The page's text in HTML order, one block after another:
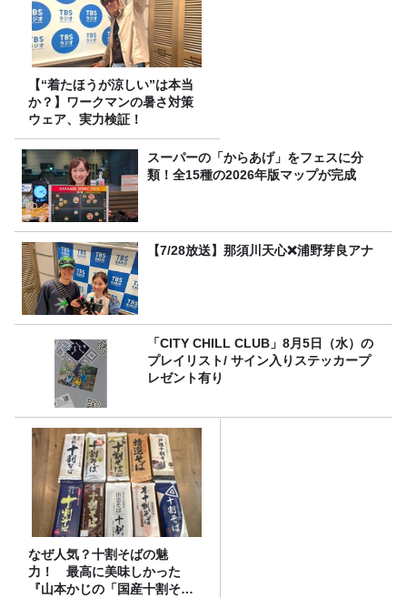
【“着たほうが涼しい”は本当
か？】ワークマンの暑さ対策
ウェア、実力検証！
スーパーの「からあげ」をフェスに分
類！全15種の2026年版マップが完成
【7/28放送】那須川天心❌浦野芽良アナ
「CITY CHILL CLUB」8月5日（水）の
プレイリスト/ サイン入りステッカープ
レゼント有り
なぜ人気？十割そばの魅
力！ 最高に美味しかった
『山本かじの「国産十割そ